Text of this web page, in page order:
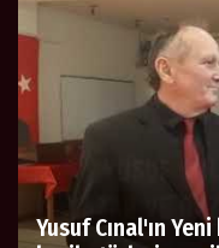
Yusuf Cınal'ın